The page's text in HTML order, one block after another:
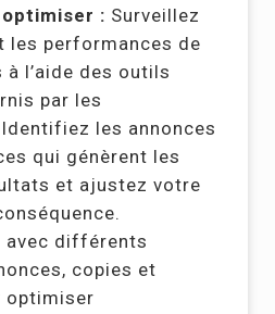
: Surveillez
les performances de
à l’aide des outils
par les
les annonces
qui génèrent les
et ajustez votre
avec différents
copies et
optimiser